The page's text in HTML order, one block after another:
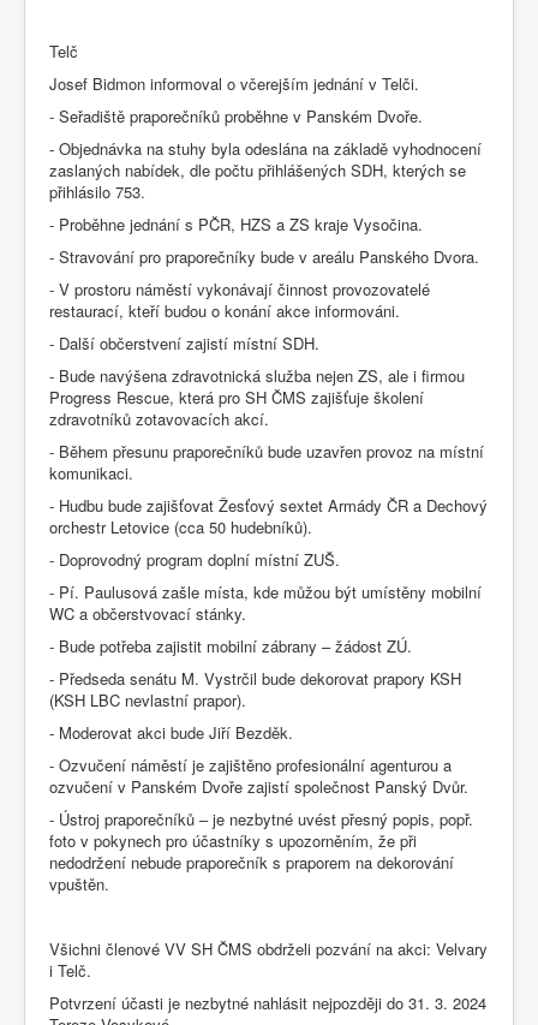
Telč
Josef Bidmon informoval o včerejším jednání v Telči.
- Seřadiště praporečníků proběhne v Panském Dvoře.
- Objednávka na stuhy byla odeslána na základě vyhodnocení
zaslaných nabídek, dle počtu přihlášených SDH, kterých se
přihlásilo 753.
- Proběhne jednání s PČR, HZS a ZS kraje Vysočina.
- Stravování pro praporečníky bude v areálu Panského Dvora.
- V prostoru náměstí vykonávají činnost provozovatelé
restaurací, kteří budou o konání akce informováni.
- Další občerstvení zajistí místní SDH.
- Bude navýšena zdravotnická služba nejen ZS, ale i firmou
Progress Rescue, která pro SH ČMS zajišťuje školení
zdravotníků zotavovacích akcí.
- Během přesunu praporečníků bude uzavřen provoz na místní
komunikaci.
- Hudbu bude zajišťovat Žesťový sextet Armády ČR a Dechový
orchestr Letovice (cca 50 hudebníků).
- Doprovodný program doplní místní ZUŠ.
- Pí. Paulusová zašle místa, kde můžou být umístěny mobilní
WC a občerstvovací stánky.
- Bude potřeba zajistit mobilní zábrany – žádost ZÚ.
- Předseda senátu M. Vystrčil bude dekorovat prapory KSH
(KSH LBC nevlastní prapor).
- Moderovat akci bude Jiří Bezděk.
- Ozvučení náměstí je zajištěno profesionální agenturou a
ozvučení v Panském Dvoře zajistí společnost Panský Dvůr.
- Ústroj praporečníků – je nezbytné uvést přesný popis, popř.
foto v pokynech pro účastníky s upozorněním, že při
nedodržení nebude praporečník s praporem na dekorování
vpuštěn.
Všichni členové VV SH ČMS obdrželi pozvání na akci: Velvary
i Telč.
Potvrzení účasti je nezbytné nahlásit nejpozději do 31. 3. 2024